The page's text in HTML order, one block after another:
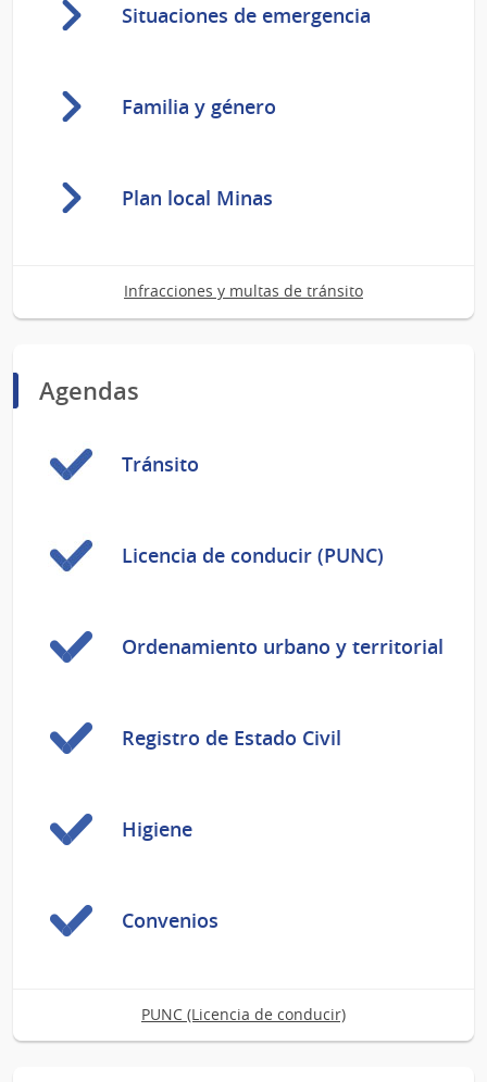
Situaciones de emergencia
Familia y género
Plan local Minas
Infracciones y multas de tránsito
Agendas
Tránsito
Licencia de conducir (PUNC)
Ordenamiento urbano y territorial
Registro de Estado Civil
Higiene
Convenios
PUNC (Licencia de conducir)